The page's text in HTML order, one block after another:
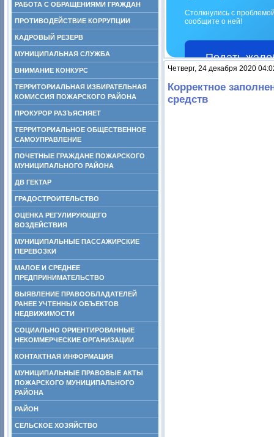
РАБОТА С ОБРАЩЕНИЯМИ ГРАЖДАН
ПРОТИВОДЕЙСТВИЕ КОРРУПЦИИ
КАДРОВЫЙ РЕЗЕРВ
МУНИЦИПАЛЬНАЯ СЛУЖБА
ВНИМАНИЕ КОНКУРС
ТЕРРИТОРИАЛЬНАЯ ИЗБИРАТЕЛЬНАЯ
КОМИССИЯ ПОЖАРСКОГО РАЙОНА
ПРОКУРОР РАЗЪЯСНЯЕТ
ТЕРРИТОРИАЛЬНОЕ ОБЩЕСТВЕННОЕ
САМОУПРАВЛЕНИЕ
ПОЧЕТНЫЕ ГРАЖДАНЕ ПОЖАРСКОГО
МУНИЦИПАЛЬНОГО РАЙОНА
ДВ ГЕКТАР
ГРАДОСТРОИТЕЛЬСТВО
ОЦЕНКА РЕГУЛИРУЮЩЕГО
ВОЗДЕЙСТВИЯ
МУНИЦИПАЛЬНЫЕ ПАССАЖИРСКИЕ
ПЕРЕВОЗКИ
МАЛОЕ И СРЕДНЕЕ
ПРЕДПРИНИМАТЕЛЬСТВО
ВЫЯВЛЕНИЕ ПРАВООБЛАДАТЕЛЕЙ
РАНЕЕ УЧТЕННЫХ ОБЪЕКТОВ
НЕДВИЖИМОСТИ
СОЦИАЛЬНО ОРИЕНТИРОВАННЫЕ
НЕКОММЕРЧЕСКИЕ ОРГАНИЗАЦИИ
КОНТАКТНАЯ ИНФОРМАЦИЯ
МУНИЦИПАЛЬНЫЕ ПРАВОВЫЕ АКТЫ
ПОЖАРСКОГО МУНИЦИПАЛЬНОГО
РАЙОНА
РАЙОН
СЕЛЬСКОЕ ХОЗЯЙСТВО
Столкнулись с
сообщите о ней!
Подать
Четверг, 24 декабря 2020
Корректное
средств